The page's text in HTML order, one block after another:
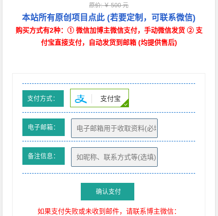
原价: ￥ 500 元
本站所有原创项目点此(若要定制，可联系微信)
购买方式有2种：① 微信加博主微信支付，手动微信发货 ② 支
付宝直接支付，自动发货到邮箱 (均提供售后)
支付方式： 支付宝
电子邮箱：
备注信息：
确认支付
如果支付失败或未收到邮件，请联系博主微信：